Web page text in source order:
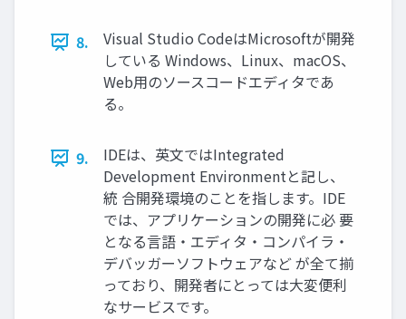
8.
Visual Studio CodeはMicrosoftが開発
している Windows、Linux、macOS、
Web用のソースコードエディタであ
る。
9.
IDEは、英文ではIntegrated
Development Environmentと記し、
統 合開発環境のことを指します。IDE
では、アプリケーションの開発に必 要
となる言語・エディタ・コンパイラ・
デバッガーソフトウェアなど が全て揃
っており、開発者にとっては大変便利
なサービスです。